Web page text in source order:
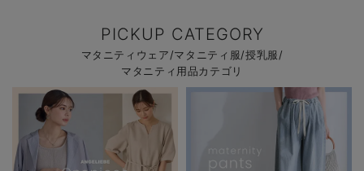
PICKUP CATEGORY
マタニティウェア/マタニティ服/授乳服/
マタニティ用品カテゴリ